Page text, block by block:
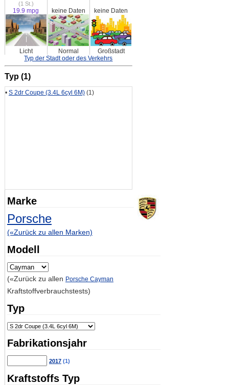
(1 St.)
19.9 mpg keine Daten keine Daten
Licht Normal
Großstadt
Typ der Stadt oder des Verkehrs
Typ (1)
• S 2dr Coupe (3.4L 6cyl 6M)(1)
Marke
Porsche
(«Zurück zu allen Marken)
Modell
(«Zurück zu allen Porsche Cayman
Kraftstoffverbrauchstests)
Typ
Fabrikationsjahr
2017(1)
Kraftstoffs Typ